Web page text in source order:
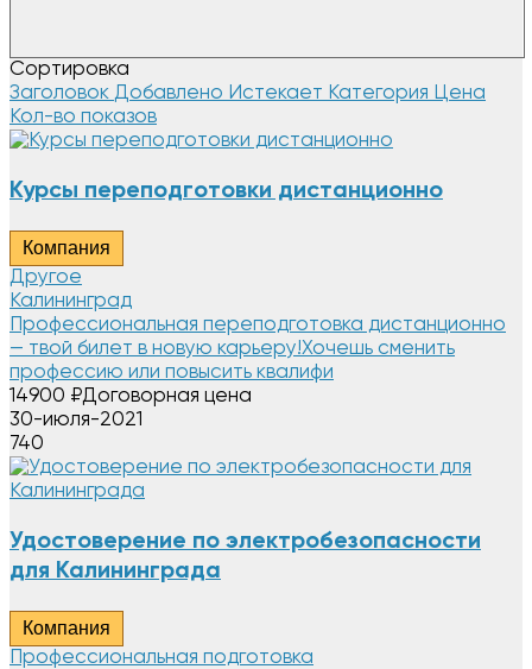
Сортировка
Заголовок Добавлено Истекает Категория Цена
Кол-во показов
Курсы переподготовки дистанционно
Компания
Другое
Калининград
Профессиональная переподготовка дистанционно
— твой билет в новую карьеру!Хочешь сменить
профессию или повысить квалифи
14900 ₽Договорная цена
30-июля-2021
740
Удостоверение по электробезопасности
для Калининграда
Компания
Профессиональная подготовка